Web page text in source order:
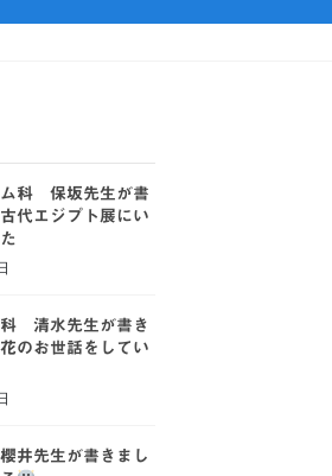
科 保坂先生が書
代エジプト展にい
科 清水先生が書き
のお世話をしてい
井先生が書きまし